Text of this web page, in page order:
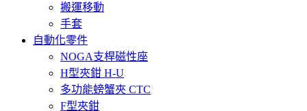
搬運移動
手套
自動化零件
NOGA支桿磁性座
H型夾鉗 H-U
多功能螃蟹夾 CTC
F型夾鉗